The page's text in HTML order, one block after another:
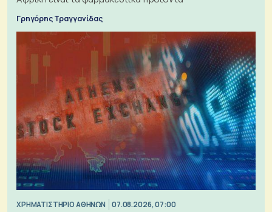
Γρηγόρης Τραγγανίδας
XΡΗΜΑΤΙΣΤΗΡΙΟ ΑΘΗΝΩΝ 07.08.2026, 07:00